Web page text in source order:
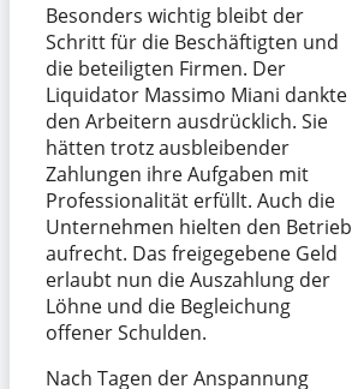
Besonders wichtig bleibt der
Schritt für die Beschäftigten und
die beteiligten Firmen. Der
Liquidator Massimo Miani dankte
den Arbeitern ausdrücklich. Sie
hätten trotz ausbleibender
Zahlungen ihre Aufgaben mit
Professionalität erfüllt. Auch die
Unternehmen hielten den Betrieb
aufrecht. Das freigegebene Geld
erlaubt nun die Auszahlung der
Löhne und die Begleichung
offener Schulden.
Nach Tagen der Anspannung